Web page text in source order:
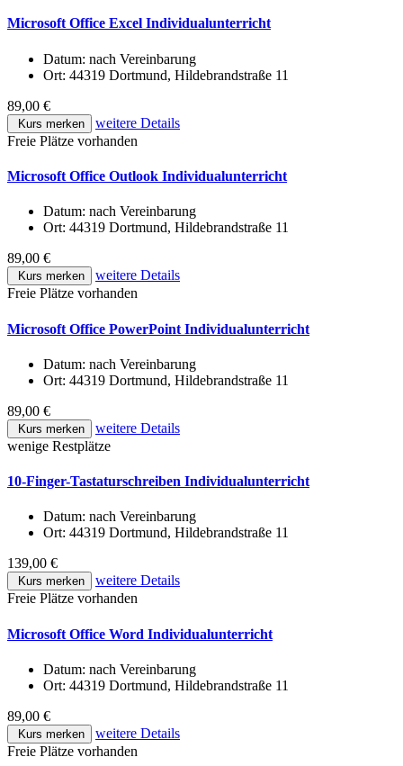
Microsoft Office Excel Individualunterricht
Datum: nach Vereinbarung
Ort: 44319 Dortmund, Hildebrandstraße 11
89,00 €
Kurs merken
weitere Details
Freie Plätze vorhanden
Microsoft Office Outlook Individualunterricht
Datum: nach Vereinbarung
Ort: 44319 Dortmund, Hildebrandstraße 11
89,00 €
Kurs merken
weitere Details
Freie Plätze vorhanden
Microsoft Office PowerPoint Individualunterricht
Datum: nach Vereinbarung
Ort: 44319 Dortmund, Hildebrandstraße 11
89,00 €
Kurs merken
weitere Details
wenige Restplätze
10-Finger-Tastaturschreiben Individualunterricht
Datum: nach Vereinbarung
Ort: 44319 Dortmund, Hildebrandstraße 11
139,00 €
Kurs merken
weitere Details
Freie Plätze vorhanden
Microsoft Office Word Individualunterricht
Datum: nach Vereinbarung
Ort: 44319 Dortmund, Hildebrandstraße 11
89,00 €
Kurs merken
weitere Details
Freie Plätze vorhanden